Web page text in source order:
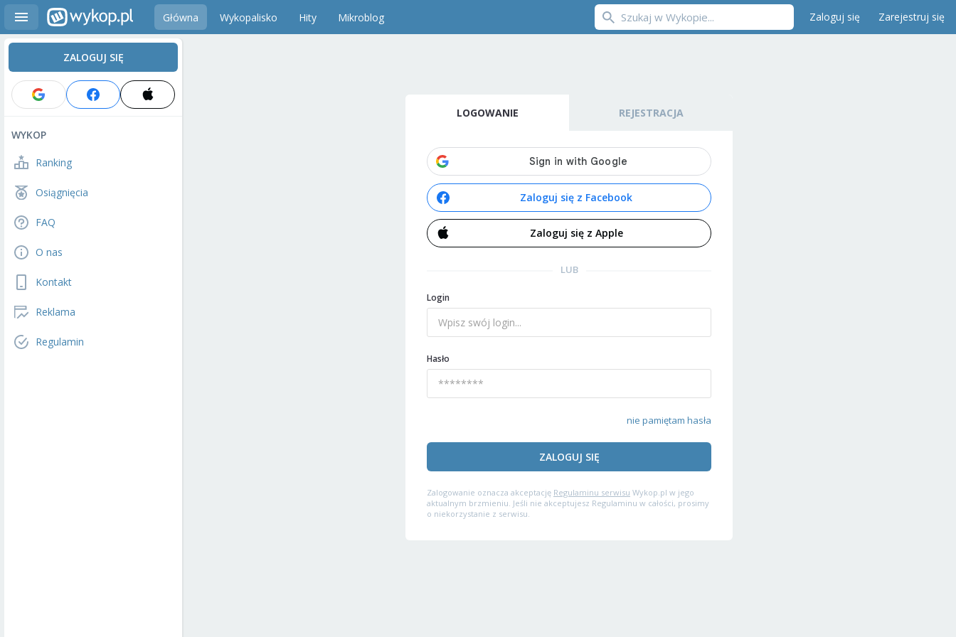
Główna Wykopalisko Hity Mikroblog Zaloguj się Zarejestruj się
ZALOGUJ SIĘ
WYKOP
Ranking
Osiągnięcia
FAQ
O nas
Kontakt
Reklama
Regulamin
LOGOWANIE REJESTRACJA
Zaloguj się z Facebook
Zaloguj się z Apple
LUB
Login
Hasło
nie pamiętam hasła
ZALOGUJ SIĘ
Zalogowanie oznacza akceptację Regulaminu serwisu Wykop.pl w jego
aktualnym brzmieniu. Jeśli nie akceptujesz Regulaminu w całości, prosimy
o niekorzystanie z serwisu.